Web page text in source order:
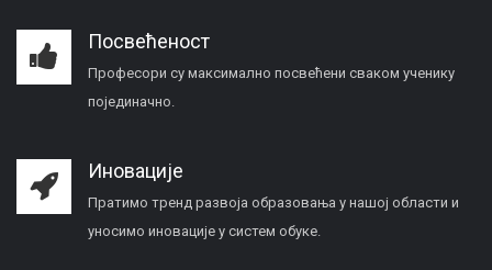
Посвећеност
Професори су максимално посвећени сваком ученику
појединачно.
Иновације
Пратимо тренд развоја образовања у нашој области и
уносимо иновације у систем обуке.